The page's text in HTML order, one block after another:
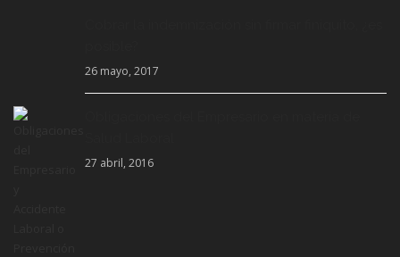
26 mayo, 2017
27 abril, 2016